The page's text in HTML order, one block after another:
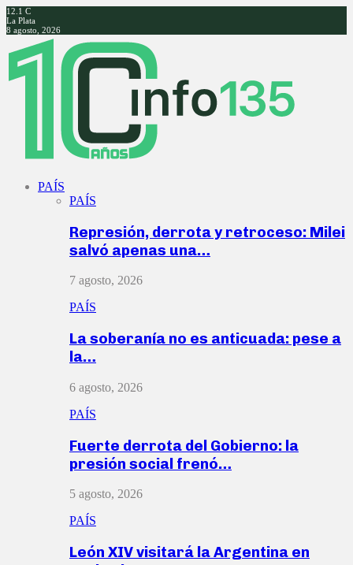
12.1 C
La Plata
8 agosto, 2026
Facebook
Twitter
Instagram
Youtube
PAÍS
PAÍS
Represión, derrota y retroceso: Milei
salvó apenas una…
7 agosto, 2026
PAÍS
La soberanía no es anticuada: pese a
la…
6 agosto, 2026
PAÍS
Fuerte derrota del Gobierno: la
presión social frenó…
5 agosto, 2026
PAÍS
León XIV visitará la Argentina en